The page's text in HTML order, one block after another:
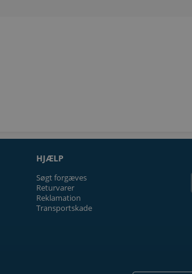
HJÆLP
Søgt forgæves
Returvarer
Reklamation
Transportskade